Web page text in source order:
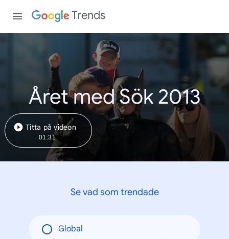
Trends
Året med Sök 2013
Titta på videon
01:31
Se vad som trendade
Global